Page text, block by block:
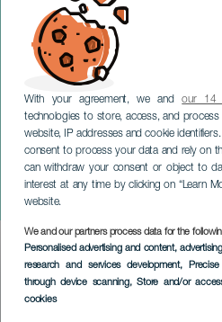
With your agreement, we andour 14
technologies to store, access, and
website, IP addresses and cookie
consent to process your data and rely on
can withdraw your consent or object to
interest at any time by clicking on “Learn
website.
We and our partners process data for the
Personalised advertising and content,
research and services development, Precise
through device scanning, Store and/or
cookies
Gala de Drag
Arrecife
LANZAROTE
Imagen
Listado